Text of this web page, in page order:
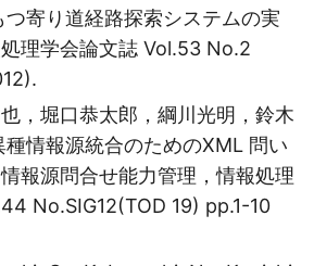
寄り道経路探索システムの実
理学会論文誌 Vol.53 No.2
，堀口恭太郎，綱川光明，鈴木
情報源統合のためのXML 問い
報源問合せ能力管理，情報処理
No.SIG12(TOD 19) pp.1-10